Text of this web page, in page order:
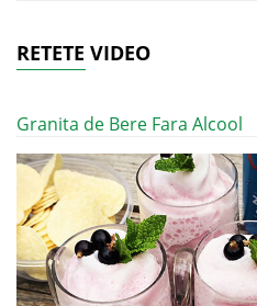
RETETE VIDEO
Granita de Bere Fara Alcool